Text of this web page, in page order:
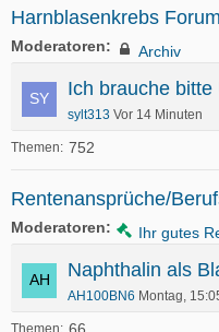
Harnblasenkrebs
Moderatoren Archiv
Themen 752
sylt313 Vor 14 Minuten
Rentenansprüche/
Moderatoren Ihr gutes
Themen
Naphthalin als
AH100BN6 Montag,